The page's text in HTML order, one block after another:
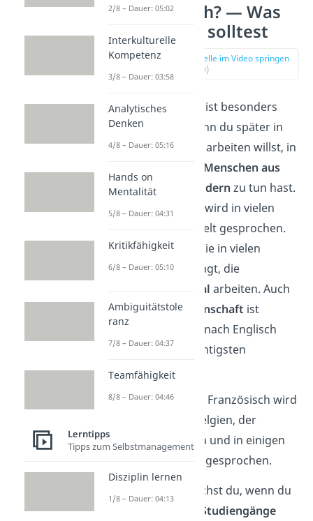
Französisch? — Was
du wählen solltest
zur Stelle im Video springen
(02:40)
Französisch
ist besonders
hilfreich, wenn du später in
einem Beruf arbeiten willst, in
mit Menschen aus
anderen Ländern zu tun hast.
Die Sprache wird in vielen
Teilen der Welt gesprochen.
Deshalb ist sie in vielen
Firmen gefragt, die
international arbeiten. Auch
in derWissenschaft ist
Französisch nach Englisch
eine der wichtigsten
Sprachen.
Schon gewusst?
Französisch wird
in Frankreich, Belgien, der
Schweiz, Kanada und in einigen
Ländern Afrikas gesprochen.
brauchst du, wenn du
bestimmte Studiengänge
2/8 – Dauer: 05:02
Interkulturelle
Kompetenz
3/8 – Dauer: 03:58
Analytisches
Denken
4/8 – Dauer: 05:16
Hands on
Mentalität
5/8 – Dauer: 04:31
Kritikfähigkeit
6/8 – Dauer: 05:10
Ambiguitätstole
ranz
7/8 – Dauer: 04:37
Teamfähigkeit
8/8 – Dauer: 04:46
Lerntipps
Tipps zum Selbstmanagement
Disziplin lernen
1/8 – Dauer: 04:13